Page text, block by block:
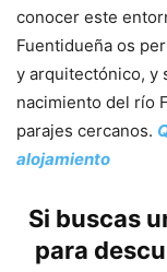
conocer este
Fuentidueña os
y arquitectónico, y
nacimiento del río
parajes cercanos.
alojamiento
Si buscas
para